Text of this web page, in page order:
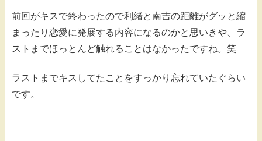
前回がキスで終わったので利緒と南吉の距離がグッと縮
まったり恋愛に発展する内容になるのかと思いきや、ラ
ストまでほっとんど触れることはなかったですね。笑
ラストまでキスしてたことをすっかり忘れていたぐらい
です。